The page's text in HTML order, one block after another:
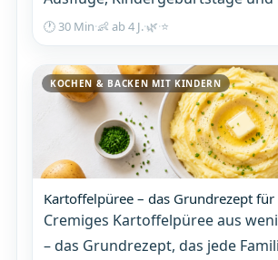
🕐 30 Min·👶 ab 4 J.·🌿·⭐
KOCHEN & BACKEN MIT KINDERN
Kartoffelpüree – das Grundrezept für
Cremiges Kartoffelpüree aus
– das Grundrezept, das jede